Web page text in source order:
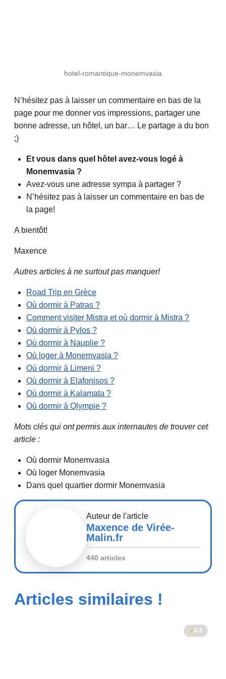
hotel-romantique-monemvasia
N’hésitez pas à laisser un commentaire en bas de la
page pour me donner vos impressions, partager une
bonne adresse, un hôtel, un bar… Le partage a du bon
;)
Et vous dans quel hôtel avez-vous logé à
Monemvasia ?
Avez-vous une adresse sympa à partager ?
N’hésitez pas à laisser un commentaire en bas de
la page!
A bientôt!
Maxence
Autres articles à ne surtout pas manquer!
Road Trip en Grèce
Où dormir à Patras ?
Comment visiter Mistra et où dormir à Mistra ?
Où dormir à Pylos ?
Où dormir à Nauplie ?
Où loger à Monemvasia ?
Où dormir à Limeni ?
Où dormir à Elafonisos ?
Où dormir à Kalamata ?
Où dormir à Olympie ?
Mots clés qui ont permis aux internautes de trouver cet
article :
Où dormir Monemvasia
Où loger Monemvasia
Dans quel quartier dormir Monemvasia
Auteur de l'article
Maxence de Virée-
Malin.fr
440 articles
Articles similaires !
4.4